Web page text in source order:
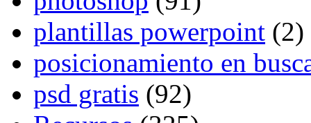
plantillas powerpoint (2)
posicionamiento en
psd gratis (92)